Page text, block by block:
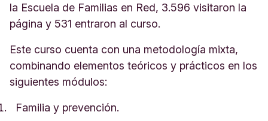
la Escuela de Familias en Red, 3.596 visitaron la
página y 531 entraron al curso.
Este curso cuenta con una metodología mixta,
combinando elementos teóricos y prácticos en los
siguientes módulos:
Familia y prevención.